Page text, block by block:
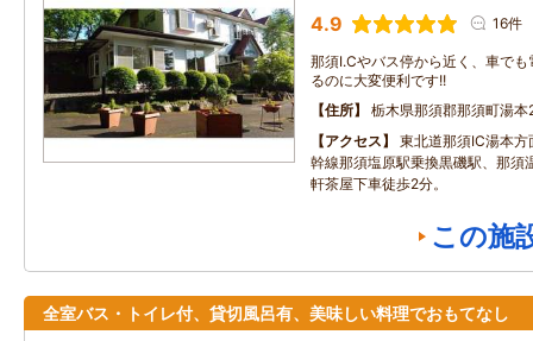
4.9 16件
那須I.Cやバス停から近く、車で
るのに大変便利です!!
住所
栃木県那須郡那須町湯
アクセス
東北道那須IC湯本
幹線那須塩原駅乗換黒磯駅、那須
軒茶屋下車徒歩2分。
この施
全室バス・トイレ付、貸切風呂有、美味しい料理でおもてなし